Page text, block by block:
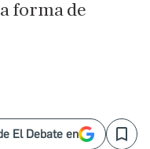
forma de
El Debate en Save